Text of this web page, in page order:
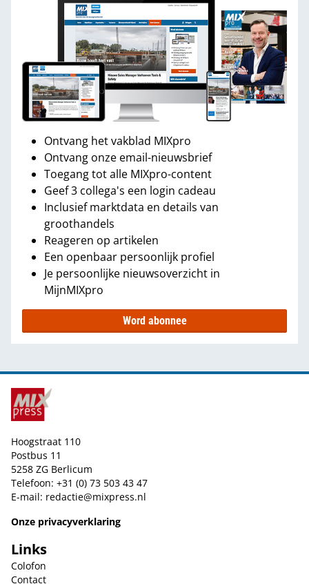
Ontvang het vakblad MIXpro
Ontvang onze email-nieuwsbrief
Toegang tot alle MIXpro-content
Geef 3 collega's een login cadeau
Inclusief marktdata en details van
groothandels
Reageren op artikelen
Een openbaar persoonlijk profiel
Je persoonlijke nieuwsoverzicht in
MijnMIXpro
Word abonnee
Hoogstraat 110
Postbus 11
5258 ZG Berlicum
Telefoon: +31 (0) 73 503 43 47
E-mail: redactie@mixpress.nl
Onze privacyverklaring
Links
Colofon
Contact